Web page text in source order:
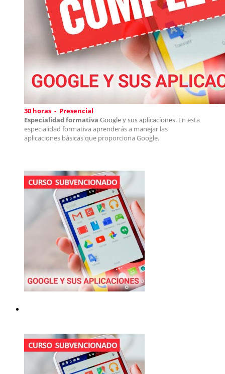
30 horas - Presencial
Especialidad formativa Google y sus aplicaciones. En esta
especialidad formativa aprenderás a manejar las
aplicaciones básicas que proporciona Google.